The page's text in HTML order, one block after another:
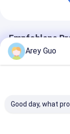
Empfohlene
Arey Guo
Good day, what